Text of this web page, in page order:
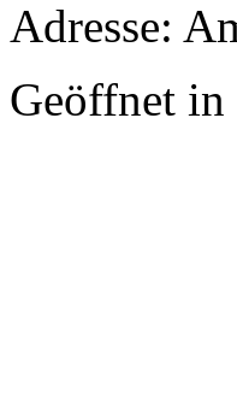
Adresse:
Geöffnet